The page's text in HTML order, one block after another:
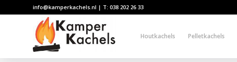
info@kamperkachels.nl | T: 038 202 26 33
Houtkachels Pelletkachels